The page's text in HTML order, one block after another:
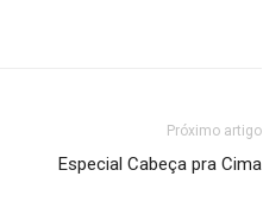
Próximo artigo
Especial Cabeça pra Cima